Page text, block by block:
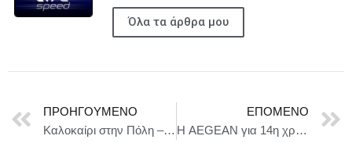
Όλα τα άρθρα μου
ΠΡΟΗΓΟΎΜΕΝΟ
Καλοκαίρι στην Πόλη – Καλοκαίρι στον «Ελληνικό Κόσμο». Ο μικρός Ευκλείδης σε νέες περιπέτειες!
ΕΠΌΜΕΝΟ
Η AEGEAN για 14η χρονιά «Καλύτερη Περιφερειακή Αεροπορική Εταιρεία στην Ευρώπη» στα Skytrax World Airline Awards 2025